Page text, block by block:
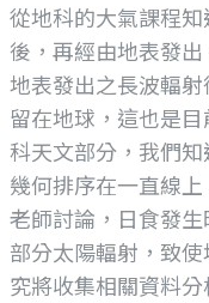
從地科的大氣課程
後，再經由地表發
地表發出之長波輻
留在地球，這也是
科天文部分，我們
幾何排序在一直線
老師討論，日食發
部分太陽輻射，致
究將收集相關資料分